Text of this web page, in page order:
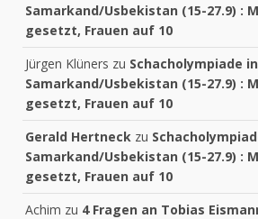
Samarkand/Usbekistan (15-27.9) :
gesetzt, Frauen auf 10
Jürgen Klüners zu Schacholympiade in
Samarkand/Usbekistan (15-27.9) :
gesetzt, Frauen auf 10
Gerald Hertneck zu
Samarkand/Usbekistan (15-27.9) :
gesetzt, Frauen auf 10
Achim zu 4 Fragen an Tobias